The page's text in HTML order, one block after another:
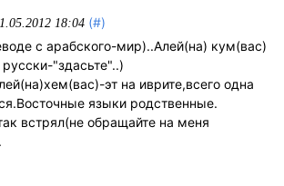
18:04 (#)
с арабского-мир)..Алей(на) кум(вас)
"здасьте"..)
эт на иврите,всего одна
языки родственные.
встрял(не обращайте на меня